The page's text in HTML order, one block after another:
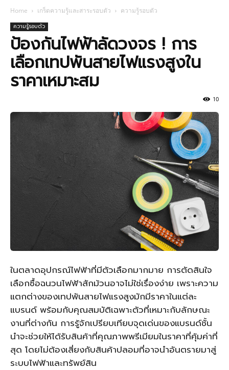
Home เกร็ดความรู้และสาระรอบตัว ความรู้รอบตัว
ความรู้รอบตัว
ป้องกันไฟฟ้าลัดวงจร ! การ
เลือกเทปพันสายไฟแรงสูงใน
ราคาเหมาะสม
10
ในตลาดอุปกรณ์ไฟฟ้าที่มีตัวเลือกมากมาย การตัดสินใจ
เลือกซื้อฉนวนไฟฟ้าสักม้วนอาจไม่ใช่เรื่องง่าย เพราะความ
แตกต่างของเทปพันสายไฟแรงสูงมักมีราคาในแต่ละ
แบรนด์ พร้อมกับคุณสมบัติเฉพาะตัวที่เหมาะกับลักษณะ
งานที่ต่างกัน การรู้จักเปรียบเทียบจุดเด่นของแบรนด์ชั้น
นำจะช่วยให้ได้รับสินค้าที่คุณภาพพรีเมียมในราคาที่คุ้มค่าที่
สุด โดยไม่ต้องเสี่ยงกับสินค้าปลอมที่อาจนำอันตรายมาสู่
ระบบไฟฟ้าและทรัพย์สิน